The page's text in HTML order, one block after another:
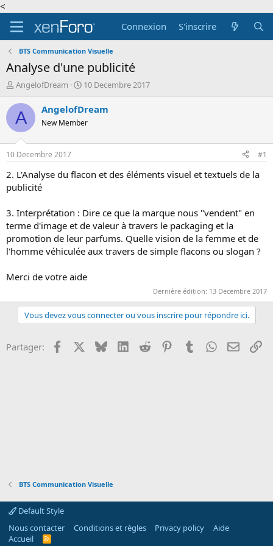
<
Connexion
S'inscrire
BTS Communication Visuelle
Analyse d'une publicité
A
t
e
r
d
e
a
d
s
c
u
s
o
AngelofDream
D
t
d
é
b
10 Decembre 2017
A AngelofDream
New Member
10 Decembre 2017 #1
2. L'Analyse du flacon et des éléments visuel et textuels de la
publicité
3. Interprétation : Dire ce que la marque nous "vendent" en
terme d'image et de valeur à travers le packaging et la
promotion de leur parfums. Quelle vision de la femme et de
l'homme véhiculée aux travers de simple flacons ou slogan ?
Merci de votre aide
Dernière édition: 13 Decembre 2017
Vous devez vous connecter ou vous inscrire pour répondre ici.
Partager: Facebook BlueskyLinkedInReddit PinterestTumblrWhatsApp
Email
BTS Communication Visuelle
Default Style
Nous contacter
Conditions et règles Privacy policy
Aide
Accueil
R